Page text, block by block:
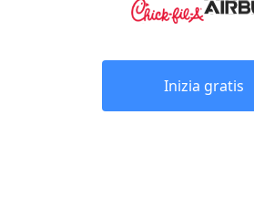
Inizia gratis